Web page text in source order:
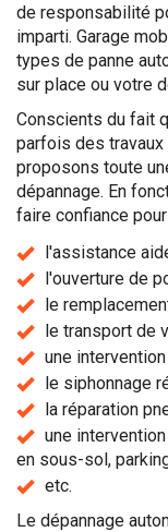
de responsabilité
imparti. Garage
types de panne
sur place ou votre
Conscients du fait
parfois des
proposons toute
dépannage. En
faire confiance pour
l'assistance
l'ouverture de
le
le transport de
une
le siphonnage
la réparation
une
en sous-sol,
etc.
Le dépannage